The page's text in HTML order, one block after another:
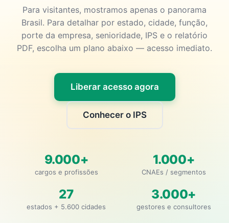
Para visitantes, mostramos apenas o panorama
Brasil. Para detalhar por estado, cidade, função,
porte da empresa, senioridade, IPS e o relatório
PDF, escolha um plano abaixo — acesso imediato.
Liberar acesso agora
Conhecer o IPS
9.000+
cargos e profissões
1.000+
CNAEs / segmentos
27
estados + 5.600 cidades
3.000+
gestores e consultores